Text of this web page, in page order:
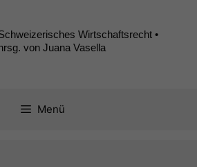
Wirtschaftsrecht •
von Juana Vasella
Menü